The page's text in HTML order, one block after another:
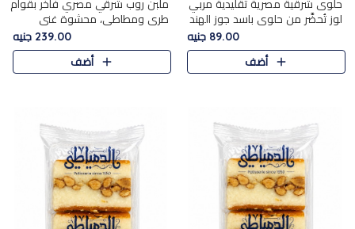
حلوى شرقية مصرية تقليدية مربي
لوز تُحضَّر من حلوى باسد جوز الهند
بقوام طري ومذاق غني، وتُزين
وتغطاه بقطع اللوز الفاخر التي
تضيف لمسة مميزة م..
89.00 جنيه
أضف
ملبن روب شرقي مصري فاخر بقوام
طري ومطاطي، محشوة غني
بسخاء بقطع عين الجمل واللوز
الفاخر التي تضيف قرمشة مميزة
ومرضية ونكهة ناتي غنية في كل
239.00 جنيه
أضف